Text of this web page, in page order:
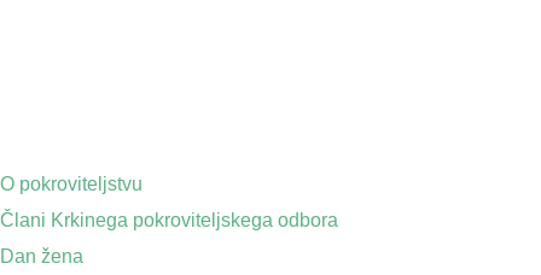
O pokroviteljstvu
Člani Krkinega pokroviteljskega odbora
Dan žena